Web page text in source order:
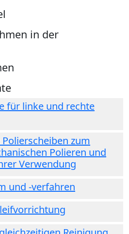
in der
für linke und rechte
zum
Polieren und
Verwendung
und -verfahren